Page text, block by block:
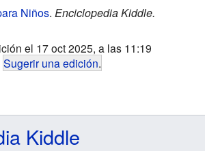
Niños. Enciclopedia Kiddle.
el 17 oct 2025, a las 11:19
Sugerir una edición.
Kiddle